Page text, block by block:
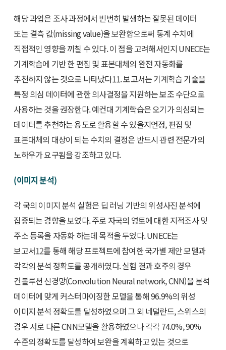
해당 과업은 조사 과정에서 빈번히 발생하는 잘못된 데이터
또는 결측 값(missing value)을 보완함으로써 통계 수치에
직접적인 영향을 끼칠 수 있다. 이 점을 고려해서인지 UNECE는
기계학습에 기반 한 편집 및 표본대체의 완전 자동화를
추천하지 않는 것으로 나타났다11. 보고서는 기계학습 기술을
특정 의심 데이터에 관한 의사결정을 지원하는 보조 수단으로
사용하는 것을 권장한다. 예컨대 기계학습은 오기가 의심되는
데이터를 추천하는 용도로 활용할 수 있을지언정, 편집 및
표본대체의 대상이 되는 수치의 결정은 반드시 관련 전문가의
노하우가 요구됨을 강조하고 있다.
(이미지 분석)
각 국의 이미지 분석 실험은 딥 러닝 기반의 위성사진 분석에
집중되는 경향을 보였다. 주로 자국의 영토에 대한 지적조사 및
주소 등록을 자동화 하는데 목적을 두었다. UNECE는
보고서12를 통해 해당 프로젝트에 참여한 국가별 제안 모델과
각각의 분석 정확도를 공개하였다. 실험 결과 호주의 경우
컨볼루션 신경망(Convolution Neural network, CNN)을 분석
데이터에 맞게 커스터마이징한 모델을 통해 96.9%의 위성
이미지 분석 정확도를 달성하였으며 그 외 네덜란드, 스위스의
경우 서로 다른 CNN모델을 활용하였으나 각각 74.0%, 90%
수준의 정확도를 달성하여 보완을 계획하고 있는 것으로